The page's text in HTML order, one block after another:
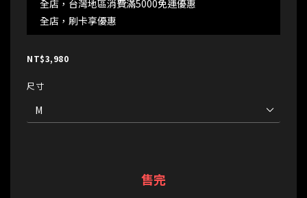
全店，台灣地區消費滿5000免運優惠
全店，刷卡享優惠
NT$3,980
尺寸
售完